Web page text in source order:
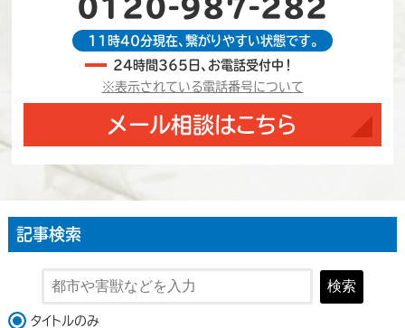
0120-987-282
11時40分現在、繋がりやすい状態です。
24時間365日、お電話受付中！
※表示されている電話番号について
メール相談はこちら
記事検索
検索
検索対象
タイトルのみ